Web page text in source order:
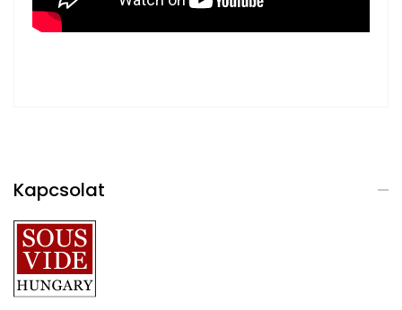
Kapcsolat